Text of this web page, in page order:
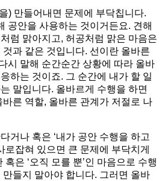
) 만들어내면 문제에 부닥칩니다.
공안을 사용하는 것이거든요. 견해
럼 맑아지고, 허공처럼 맑은 마음은
과 같은 것입니다. 선이란 올바른
시 말해 순간순간 상황에 따라 올바
하는 것이죠. 그 순간에 내가 할 일
말입니다. 올바르게 수행을 하면
른 역할, 올바른 관계가 저절로 나
거나 혹은 ‘내가 공안 수행을 하고
로잡혀 있으면 큰 문제에 부닥치게
은 ‘오직 모를 뿐’인 마음으로 수행
들지 말아야 합니다. 그러면 올바